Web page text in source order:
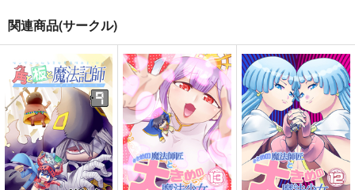
たのしいテレビ王6月
号
ハチプロデザイン
220円（税込）
オリジナル ゲッP-X
サンプル
みなとくんはおしま
い？３
GRINP
550円（税込）
オリジナル
千川みなと
桜田ゆうた
サンプル
サークル「ユーリカ」
百合アンソロジー３
不埒な契約×君色ステ
ラリウム
ユーリカ
330円（税込）
オリジナル
サンプル
関連商品(サークル)